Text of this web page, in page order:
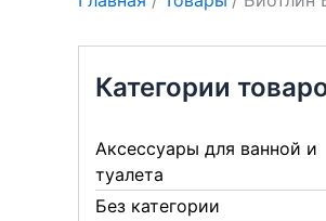
Категории
Аксессуары для ванной и
туалета
Без категории